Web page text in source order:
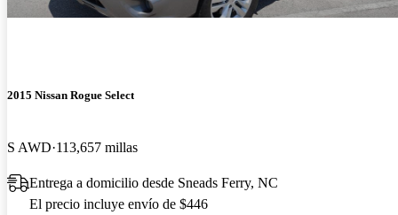
2015 Nissan Rogue Select
S AWD 113,657 millas
Entrega a domicilio desde Sneads Ferry, NC
El precio incluye envío de $446